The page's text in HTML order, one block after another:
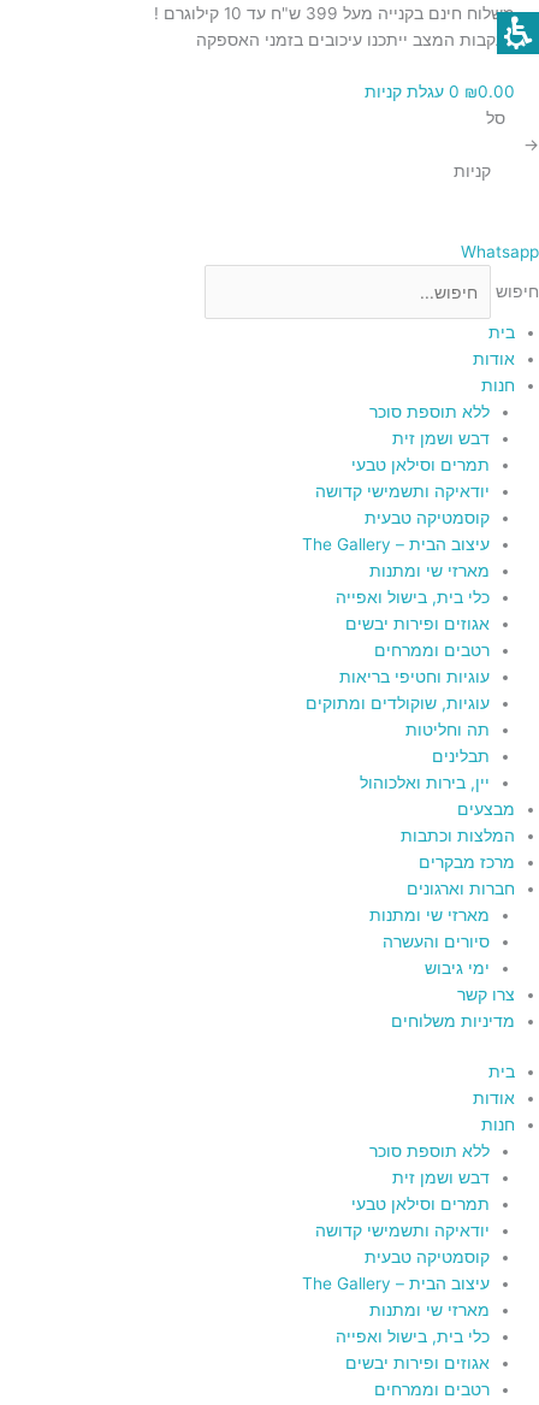
דילוג
לתוכן
משלוח חינם בקנייה מעל 399 ש"ח עד 10 קילוגרם !
בעקבות המצב ייתכנו עיכובים בזמני האספקה
₪0.00
0 עגלת קניות
סל
→
קניות
Whatsapp
חיפוש
בית
אודות
חנות
ללא תוספת סוכר
דבש ושמן זית
תמרים וסילאן טבעי
יודאיקה ותשמישי קדושה
קוסמטיקה טבעית
עיצוב הבית – The Gallery
מארזי שי ומתנות
כלי בית, בישול ואפייה
אגוזים ופירות יבשים
רטבים וממרחים
עוגיות וחטיפי בריאות
עוגיות, שוקולדים ומתוקים
תה וחליטות
תבלינים
יין, בירות ואלכוהול
מבצעים
המלצות וכתבות
מרכז מבקרים
חברות וארגונים
מארזי שי ומתנות
סיורים והעשרה
ימי גיבוש
צרו קשר
מדיניות משלוחים
בית
אודות
חנות
ללא תוספת סוכר
דבש ושמן זית
תמרים וסילאן טבעי
יודאיקה ותשמישי קדושה
קוסמטיקה טבעית
עיצוב הבית – The Gallery
מארזי שי ומתנות
כלי בית, בישול ואפייה
אגוזים ופירות יבשים
רטבים וממרחים
כמות
של
סוקולנטים
כמות
של
דקורטיבי
עלה
כמות
של
דקורטיבי
תבליט
כמות
של
דקורטיבי
תבליט